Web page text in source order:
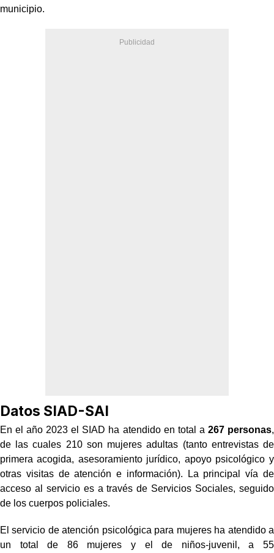
municipio.
Datos SIAD-SAI
En el año 2023 el SIAD ha atendido en total a 267 personas,
de las cuales 210 son mujeres adultas (tanto entrevistas de
primera acogida, asesoramiento jurídico, apoyo psicológico y
otras visitas de atención e información). La principal vía de
acceso al servicio es a través de Servicios Sociales, seguido
de los cuerpos policiales.
El servicio de atención psicológica para mujeres ha atendido a
un total de 86 mujeres y el de niños-juvenil, a 55